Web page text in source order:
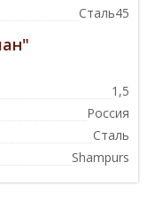
Сталь45
1,5
Россия
Сталь
Shampurs